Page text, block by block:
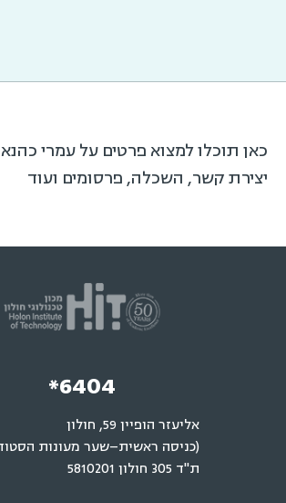
כאן תוכלו למצוא פרטים על עמרי
יצירת קשר, השכלה, פרסומים ועוד
*6404
אליעזר הופיין 59, חולון
(כניסה ראשית–שער מעונות
ת"ד 305 חולון 5810201